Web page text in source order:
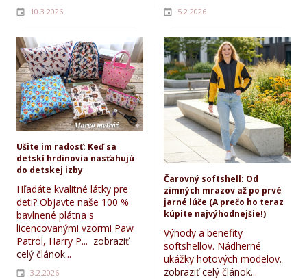
10.3.2026 5.2.2026
Ušite im radosť: Keď sa
detskí hrdinovia nasťahujú
do detskej izby
Hľadáte kvalitné látky pre
deti? Objavte naše 100 %
bavlnené plátna s
licencovanými vzormi Paw
Patrol, Harry P... zobraziť
celý článok...
3.2.2026
Čarovný softshell: Od
zimných mrazov až po prvé
jarné lúče (A prečo ho teraz
kúpite najvýhodnejšie!)
Výhody a benefity
softshellov. Nádherné
ukážky hotových modelov.
zobraziť celý článok...